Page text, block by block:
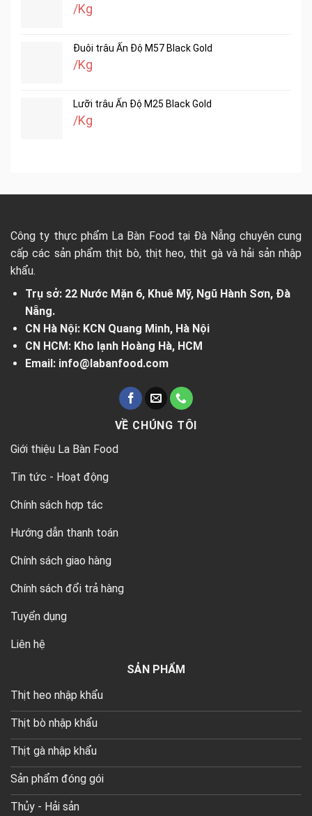
/Kg
Đuôi trâu Ấn Độ M57 Black Gold
/Kg
Lưỡi trâu Ấn Độ M25 Black Gold
/Kg
Công ty thực phẩm La Bàn Food tại Đà Nẵng chuyên cung
cấp các sản phẩm thịt bò, thịt heo, thịt gà và hải sản nhập
khẩu.
Trụ sở: 22 Nước Mặn 6, Khuê Mỹ, Ngũ Hành Sơn, Đà
Nẵng.
CN Hà Nội: KCN Quang Minh, Hà Nội
CN HCM: Kho lạnh Hoàng Hà, HCM
Email: info@labanfood.com
VỀ CHÚNG TÔI
Giới thiệu La Bàn Food
Tin tức - Hoạt động
Chính sách hợp tác
Hướng dẫn thanh toán
Chính sách giao hàng
Chính sách đổi trả hàng
Tuyển dụng
Liên hệ
SẢN PHẨM
Thịt heo nhập khẩu
Thịt bò nhập khẩu
Thịt gà nhập khẩu
Sản phẩm đóng gói
Thủy - Hải sản